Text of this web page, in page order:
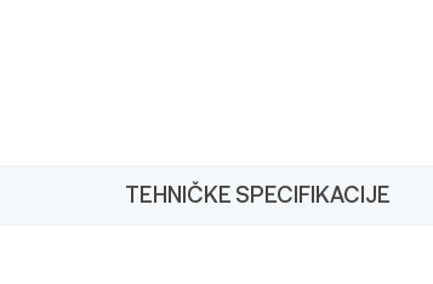
TEHNIČKE SPECIFIKACIJE